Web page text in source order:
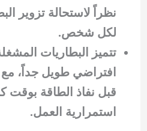
نظراً لاستحالة تزوير
لكل شخص.
تتميز البطاريات
افتراضي طويل جداً، مع
قبل نفاذ الطاقة
استمرارية العمل.